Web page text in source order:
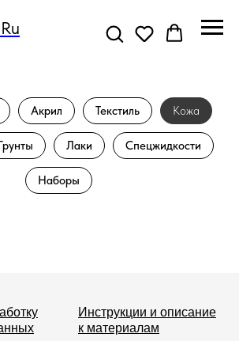
Акрил Текстиль Кожа
Лаки Спецжидкости
Наборы
Инструкции и описание
к материалам